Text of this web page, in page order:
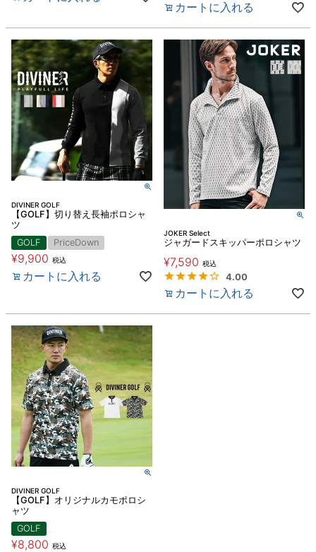
カートに入れる
DIVINER GOLF
【GOLF】切り替え長袖ポロシャ
ツ
GOLF
PriceDown
¥9,900 税込
カートに入れる
JOKER Select
ジャガードスキッパーポロシャツ
¥7,590 税込
4.00
カートに入れる
DIVINER GOLF
【GOLF】オリジナルカモポロシ
ャツ
GOLF
¥8,800 税込